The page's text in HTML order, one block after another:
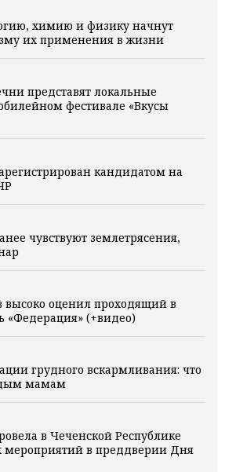
химию и физику начнут
их применения в жизни
представят локальные
фестивале «Вкусы
кандидатом на
чувствуют землетрясения,
оценил проходящий в
«Федерация» (+видео)
грудного вскармливания: что
мамам
в Чеченской Республике
мероприятий в преддверии Дня